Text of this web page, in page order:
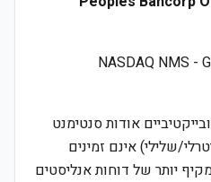
אודות סנטימנט
שלילי) אינם זמינים
יותר של דוחות אנליסטים